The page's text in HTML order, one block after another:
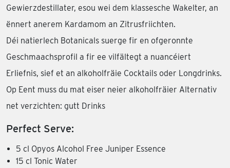
Gewierzdestillater, esou wei dem klassesche Wakelter, an
ënnert anerem Kardamom an Zitrusfriichten.
Déi natierlech Botanicals suerge fir en ofgeronnte
Geschmaachsprofil a fir ee vilfältegt a nuancéiert
Erliefnis, sief et an alkoholfräie Cocktails oder Longdrinks.
Op Eent muss du mat eiser neier alkoholfräier Alternativ
net verzichten: gutt Drinks
Perfect Serve:
5 cl Opyos Alcohol Free Juniper Essence
15 cl Tonic Water